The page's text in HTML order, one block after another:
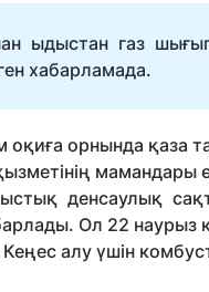
ыдыстан газ
хабарламада.
орнында қаза
мамандары
денсаулық
Ол 22 наурыз
алу үшін